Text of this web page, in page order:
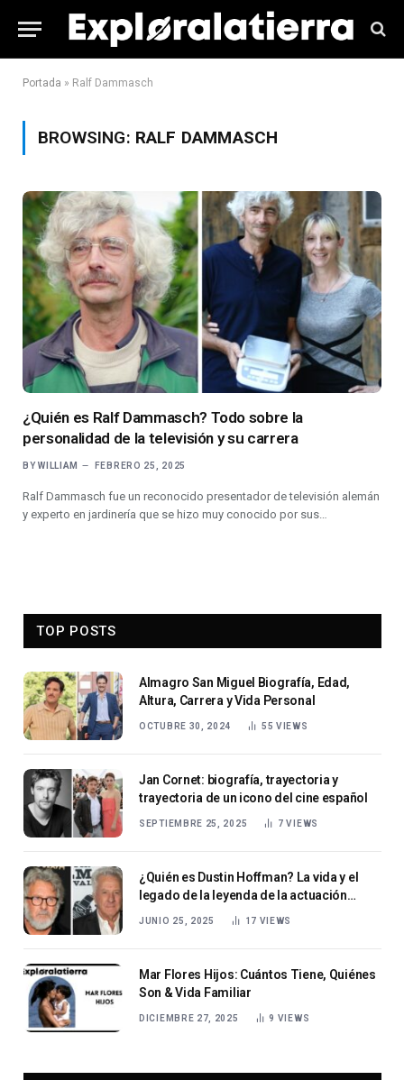
Portada » Ralf Dammasch
BROWSING: RALF DAMMASCH
¿Quién es Ralf Dammasch? Todo sobre la
personalidad de la televisión y su carrera
BY WILLIAM FEBRERO 25, 2025
Ralf Dammasch fue un reconocido presentador de televisión alemán
y experto en jardinería que se hizo muy conocido por sus…
TOP POSTS
Almagro San Miguel Biografía, Edad,
Altura, Carrera y Vida Personal
OCTUBRE 30, 2024 55VIEWS
Jan Cornet: biografía, trayectoria y
trayectoria de un icono del cine español
SEPTIEMBRE 25, 2025 7VIEWS
¿Quién es Dustin Hoffman? La vida y el
legado de la leyenda de la actuación
JUNIO 25, 2025 17 VIEWS
Mar Flores Hijos: Cuántos Tiene, Quiénes
Son & Vida Familiar
DICIEMBRE 27, 2025 9 VIEWS